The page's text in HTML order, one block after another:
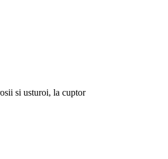
si usturoi, la cuptor